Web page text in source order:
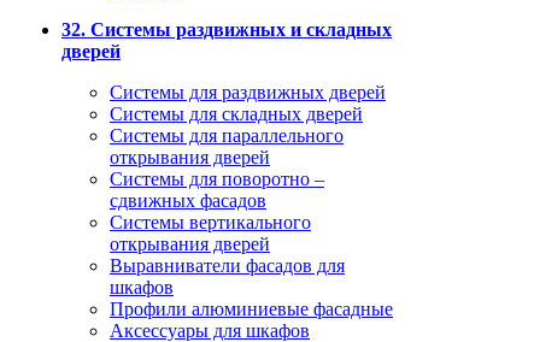
32. Системы раздвижных и складных
дверей
Системы для раздвижных дверей
Системы для складных дверей
Системы для параллельного
открывания дверей
Системы для поворотно –
сдвижных фасадов
Системы вертикального
открывания дверей
Выравниватели фасадов для
шкафов
Профили алюминиевые фасадные
Аксессуары для шкафов